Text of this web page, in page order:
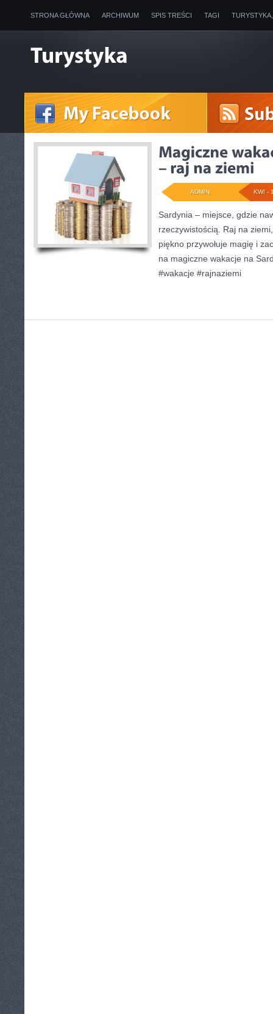
STRONA GŁÓWNA ARCHIWUM SPIS TREŚCI TAGI
KWI -
ADMIN
Sardynia – miejsce, gdzie
rzeczywistością. Raj na
piękno przywołuje magię i
na magiczne wakacje na
#wakacje #rajnaziemi